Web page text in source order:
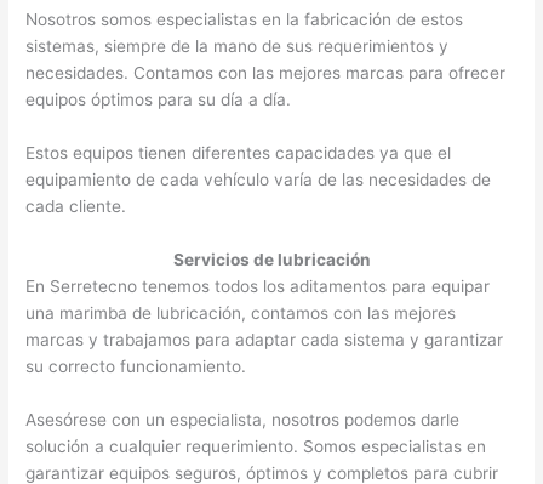
Nosotros somos especialistas en la fabricación de estos
sistemas, siempre de la mano de sus requerimientos y
necesidades. Contamos con las mejores marcas para ofrecer
equipos óptimos para su día a día.
Estos equipos tienen diferentes capacidades ya que el
equipamiento de cada vehículo varía de las necesidades de
cada cliente.
Servicios de lubricación
En Serretecno tenemos todos los aditamentos para equipar
una marimba de lubricación, contamos con las mejores
marcas y trabajamos para adaptar cada sistema y garantizar
su correcto funcionamiento.
Asesórese con un especialista, nosotros podemos darle
solución a cualquier requerimiento. Somos especialistas en
garantizar equipos seguros, óptimos y completos para cubrir